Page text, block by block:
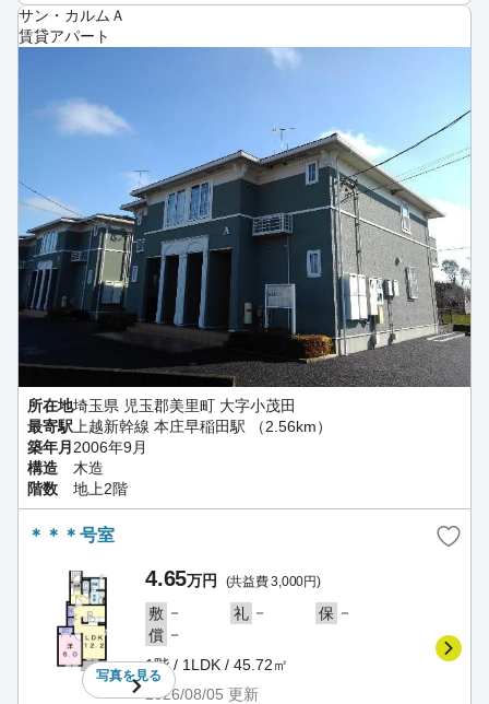
サン・カルムＡ
賃貸アパート
所在地埼玉県 児玉郡美里町 大字小茂田
最寄駅 上越新幹線 本庄早稲田駅 （2.56km）
築年月 2006年9月
構造
木造
階数
地上2階
＊＊＊号室
写真を見る
4.65万円 (共益費 3,000円)
敷 － 礼 － 保 －
償 －
1階 / 1LDK / 45.72㎡
2026/08/05 更新